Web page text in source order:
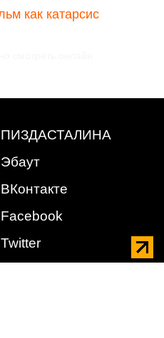
ПИЗДАСТАЛИНА
Эбаут
ВКонтакте
Facebook
Twitter